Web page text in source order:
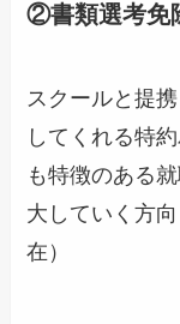
②書類選考免
スクールと提
してくれる特
も特徴のある
大していく方
在）